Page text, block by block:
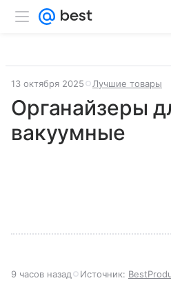
13 октября 2025 Лучшие товары
Органайзеры
вакуумные
9 часов назад Источник: